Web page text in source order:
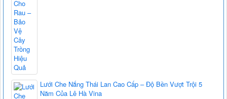
Lưới Che Nắng Thái Lan Cao Cấp – Độ Bền Vượt Trội 5
Năm Của Lê Hà Vina